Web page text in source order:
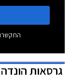
גרסאות